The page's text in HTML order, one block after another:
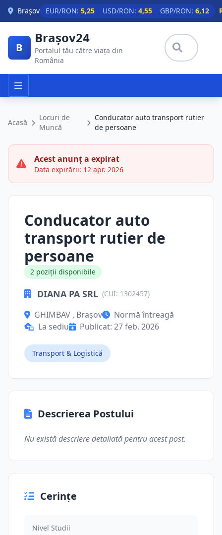
Skip to main content
Brașov EUR/RON: 5,25 USD/RON: 4,55 GBP/RON: 6,12
B
Brașov24
Portalul tău către viața din
România
Acasă
Locuri de
Muncă
Conducator auto transport rutier
de persoane
Acest anunț a expirat
Data expirării: 12 apr. 2026
Conducator auto
transport rutier de
persoane
2 poziții disponibile
DIANA PA SRL (CUI: 1302457)
GHIMBAV , Brașov
Normă întreagă
La sediu
Publicat: 27 feb. 2026
Transport & Logistică
Descrierea Postului
Nu există descriere detaliată pentru acest post.
Cerințe
Nivel Studii